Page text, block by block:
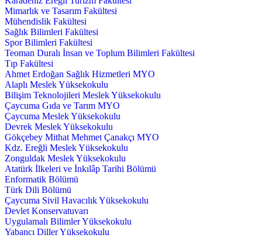
Mimarlık ve Tasarım Fakültesi
Mühendislik Fakültesi
Sağlık Bilimleri Fakültesi
Spor Bilimleri Fakültesi
Teoman Duralı İnsan ve Toplum Bilimleri Fakültesi
Tıp Fakültesi
Ahmet Erdoğan Sağlık Hizmetleri MYO
Alaplı Meslek Yüksekokulu
Bilişim Teknolojileri Meslek Yüksekokulu
Çaycuma Gıda ve Tarım MYO
Çaycuma Meslek Yüksekokulu
Devrek Meslek Yüksekokulu
Gökçebey Mithat Mehmet Çanakçı MYO
Kdz. Ereğli Meslek Yüksekokulu
Zonguldak Meslek Yüksekokulu
Atatürk İlkeleri ve İnkılâp Tarihi Bölümü
Enformatik Bölümü
Türk Dili Bölümü
Çaycuma Sivil Havacılık Yüksekokulu
Devlet Konservatuvarı
Uygulamalı Bilimler Yüksekokulu
Yabancı Diller Yüksekokulu